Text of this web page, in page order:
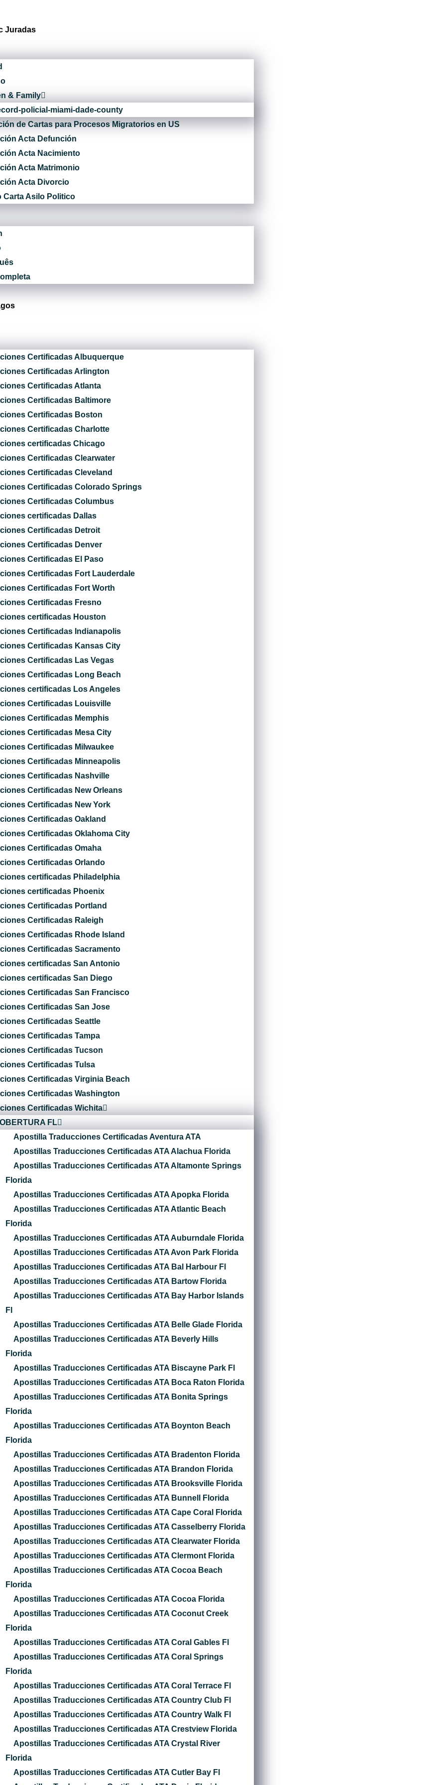
Juradas
& Family
policial-miami-dade-county
de Cartas para Procesos Migratorios en US
Acta Defunción
Acta Nacimiento
Acta Matrimonio
Acta Divorcio
Carta Asilo Politico
Certificadas Albuquerque
Certificadas Arlington
Certificadas Atlanta
Certificadas Baltimore
Certificadas Boston
Certificadas Charlotte
certificadas Chicago
Certificadas Clearwater
Certificadas Cleveland
Certificadas Colorado Springs
Certificadas Columbus
certificadas Dallas
Certificadas Detroit
Certificadas Denver
Certificadas El Paso
Certificadas Fort Lauderdale
Certificadas Fort Worth
Certificadas Fresno
certificadas Houston
Certificadas Indianapolis
Certificadas Kansas City
Certificadas Las Vegas
Certificadas Long Beach
certificadas Los Angeles
Certificadas Louisville
Certificadas Memphis
Certificadas Mesa City
Certificadas Milwaukee
Certificadas Minneapolis
Certificadas Nashville
Certificadas New Orleans
Certificadas New York
Certificadas Oakland
Certificadas Oklahoma City
Certificadas Omaha
Certificadas Orlando
certificadas Philadelphia
certificadas Phoenix
Certificadas Portland
Certificadas Raleigh
Certificadas Rhode Island
Certificadas Sacramento
certificadas San Antonio
certificadas San Diego
Certificadas San Francisco
Certificadas San Jose
Certificadas Seattle
Certificadas Tampa
Certificadas Tucson
Certificadas Tulsa
Certificadas Virginia Beach
Certificadas Washington
Certificadas Wichita
FL
Apostilla Traducciones Certificadas Aventura ATA
Apostillas Traducciones Certificadas ATA Alachua Florida
Apostillas Traducciones Certificadas ATA Altamonte Springs
Florida
Apostillas Traducciones Certificadas ATA Apopka Florida
Apostillas Traducciones Certificadas ATA Atlantic Beach
Florida
Apostillas Traducciones Certificadas ATA Auburndale Florida
Apostillas Traducciones Certificadas ATA Avon Park Florida
Apostillas Traducciones Certificadas ATA Bal Harbour Fl
Apostillas Traducciones Certificadas ATA Bartow Florida
Apostillas Traducciones Certificadas ATA Bay Harbor Islands
Fl
Apostillas Traducciones Certificadas ATA Belle Glade Florida
Apostillas Traducciones Certificadas ATA Beverly Hills
Florida
Apostillas Traducciones Certificadas ATA Biscayne Park Fl
Apostillas Traducciones Certificadas ATA Boca Raton Florida
Apostillas Traducciones Certificadas ATA Bonita Springs
Florida
Apostillas Traducciones Certificadas ATA Boynton Beach
Florida
Apostillas Traducciones Certificadas ATA Bradenton Florida
Apostillas Traducciones Certificadas ATA Brandon Florida
Apostillas Traducciones Certificadas ATA Brooksville Florida
Apostillas Traducciones Certificadas ATA Bunnell Florida
Apostillas Traducciones Certificadas ATA Cape Coral Florida
Apostillas Traducciones Certificadas ATA Casselberry Florida
Apostillas Traducciones Certificadas ATA Clearwater Florida
Apostillas Traducciones Certificadas ATA Clermont Florida
Apostillas Traducciones Certificadas ATA Cocoa Beach
Florida
Apostillas Traducciones Certificadas ATA Cocoa Florida
Apostillas Traducciones Certificadas ATA Coconut Creek
Florida
Apostillas Traducciones Certificadas ATA Coral Gables Fl
Apostillas Traducciones Certificadas ATA Coral Springs
Florida
Apostillas Traducciones Certificadas ATA Coral Terrace Fl
Apostillas Traducciones Certificadas ATA Country Club Fl
Apostillas Traducciones Certificadas ATA Country Walk Fl
Apostillas Traducciones Certificadas ATA Crestview Florida
Apostillas Traducciones Certificadas ATA Crystal River
Florida
Apostillas Traducciones Certificadas ATA Cutler Bay Fl